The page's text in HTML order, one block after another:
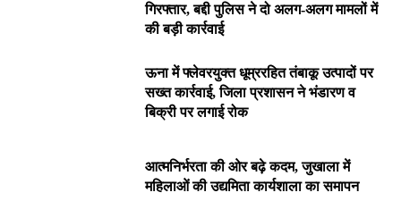
गिरफ्तार, बद्दी पुलिस ने दो अलग-अलग मामलों में
की बड़ी कार्रवाई
ऊना में फ्लेवरयुक्त धूम्ररहित तंबाकू उत्पादों पर
सख्त कार्रवाई, जिला प्रशासन ने भंडारण व
बिक्री पर लगाई रोक
आत्मनिर्भरता की ओर बढ़े कदम, जुखाला में
महिलाओं की उद्यमिता कार्यशाला का समापन